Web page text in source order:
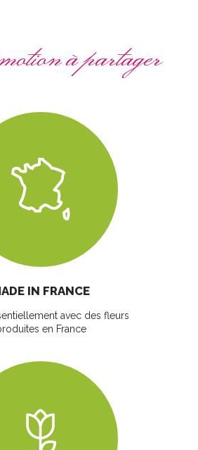
à partager
IN FRANCE
avec des fleurs
en France